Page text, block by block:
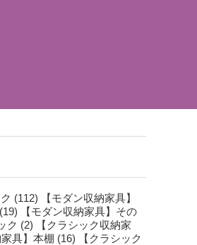
(112)
【モダン収納家具】
【モダン収納家具】その
ク (2)
【クラシック収納家
家具】本棚 (16)
【クラシック